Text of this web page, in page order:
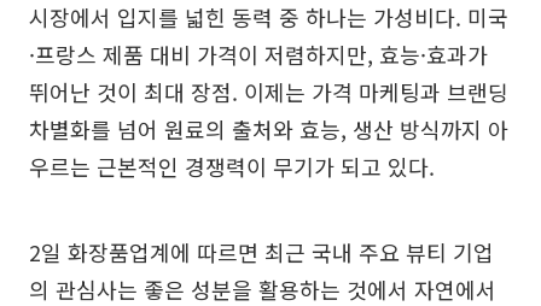
시장에서 입지를 넓힌 동력 중 하나는 가성비다. 미국
·프랑스 제품 대비 가격이 저렴하지만, 효능·효과가
뛰어난 것이 최대 장점. 이제는 가격 마케팅과 브랜딩
차별화를 넘어 원료의 출처와 효능, 생산 방식까지 아
우르는 근본적인 경쟁력이 무기가 되고 있다.
2일 화장품업계에 따르면 최근 국내 주요 뷰티 기업
의 관심사는 좋은 성분을 활용하는 것에서 자연에서